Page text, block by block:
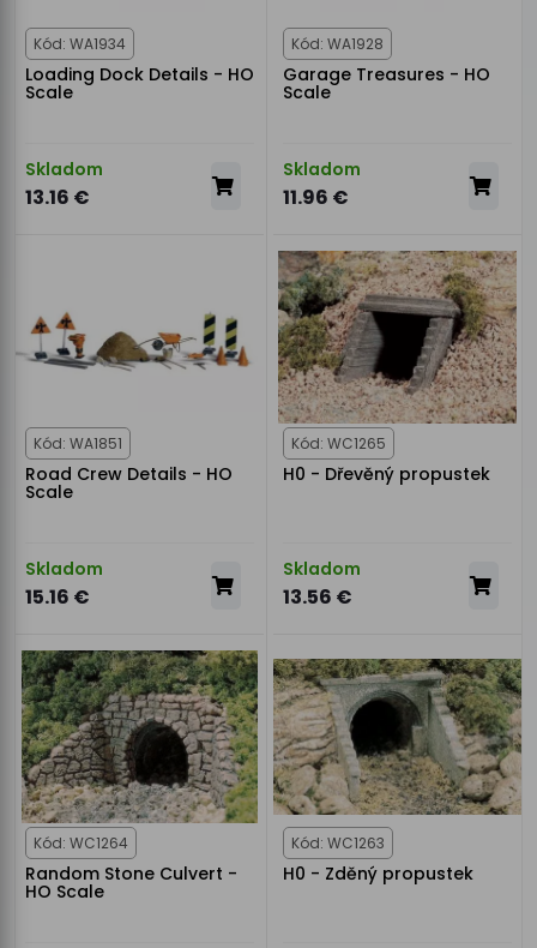
Kód: WA1934
Loading Dock Details - HO
Scale
Skladom
13.16 €
Kód: WA1928
Garage Treasures - HO
Scale
Skladom
11.96 €
Kód: WA1851
Road Crew Details - HO
Scale
Skladom
15.16 €
Kód: WC1265
H0 - Dřevěný propustek
Skladom
13.56 €
Kód: WC1264
Random Stone Culvert -
HO Scale
Kód: WC1263
H0 - Zděný propustek